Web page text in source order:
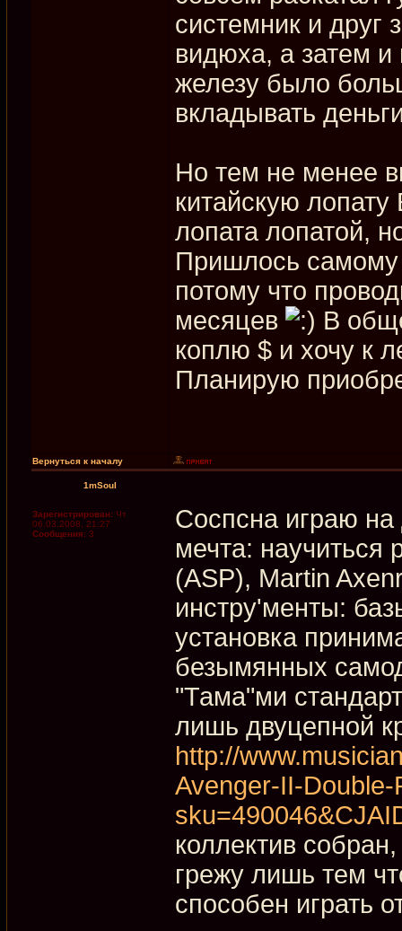
системник и друг
видюха, а затем и
железу было
вкладывать
Но тем не менее
китайскую лопату
лопата лопатой,
Пришлось самому
потому что
месяцев
В
коплю $ и хочу к
Планирую
Вернуться к началу
1mSoul
Зарегистрирован: Чт
06.03.2008, 21:27
Сообщения: 3
Соспсна играю
мечта: научиться
(ASP), Martin
инстру'менты:
установка
безымянных
"Тама"ми
лишь двуцепной
http://
Avenger-II-Double-
коллектив
грежу лишь тем
способен играть